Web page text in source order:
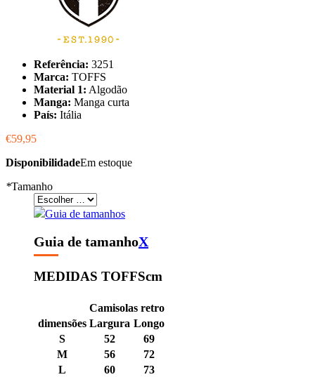
Referência: 3251
Marca: TOFFS
Material 1: Algodão
Manga: Manga curta
País: Itália
€59,95
DisponibilidadeEm estoque
*Tamanho
Guia de tamanhos
Guia de tamanhoX
MEDIDAS TOFFScm
Camisolas retro
dimensões Largura Longo
S
52
69
M
56
72
L
60
73